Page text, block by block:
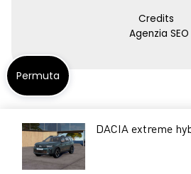
DACIA extreme
Credits
Agenzia SEO
Permuta